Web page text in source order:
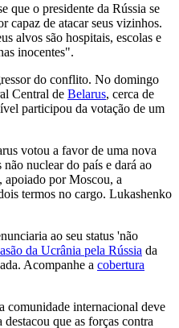
que o presidente da Rússia se
capaz de atacar seus vizinhos.
alvos são hospitais, escolas e
inocentes".
do conflito. No domingo
Central de Belarus, cerca de
participou da votação de um
votou a favor de uma nova
nuclear do país e dará ao
, apoiado por Moscou, a
termos no cargo. Lukashenko
ao seu status 'não
da Ucrânia pela Rússia da
Acompanhe a cobertura
comunidade internacional deve
que as forças contra